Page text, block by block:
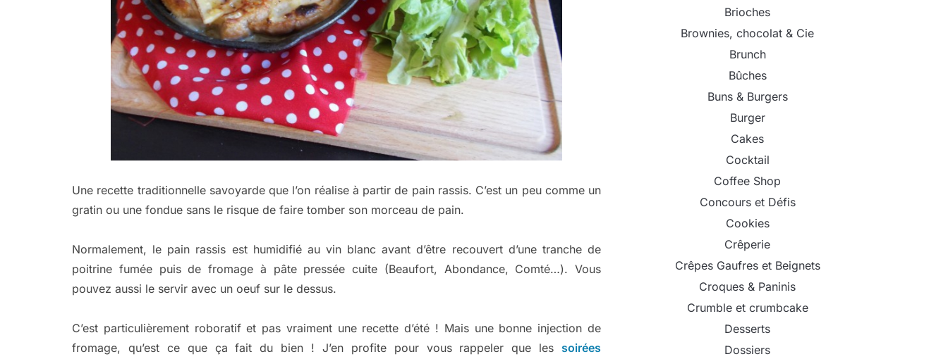
Une recette traditionnelle savoyarde que l’on réalise à partir de pain rassis. C’est un peu comme un
gratin ou une fondue sans le risque de faire tomber son morceau de pain.
Normalement, le pain rassis est humidifié au vin blanc avant d’être recouvert d’une tranche de
poitrine fumée puis de fromage à pâte pressée cuite (Beaufort, Abondance, Comté…). Vous
pouvez aussi le servir avec un oeuf sur le dessus.
C’est particulièrement roboratif et pas vraiment une recette d’été ! Mais une bonne injection de
fromage, qu’est ce que ça fait du bien ! J’en profite pour vous rappeler que les soirées
Brioches
Brownies, chocolat & Cie
Brunch
Bûches
Buns & Burgers
Burger
Cakes
Cocktail
Coffee Shop
Concours et Défis
Cookies
Crêperie
Crêpes Gaufres et Beignets
Croques & Paninis
Crumble et crumbcake
Desserts
Dossiers